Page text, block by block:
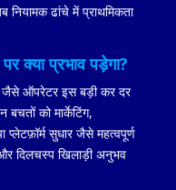
नियामक ढांचे में प्राथमिकता
क्या प्रभाव पड़ेगा?
जैसे ऑपरेटर इस बड़ी कर दर
को मार्केटिंग,
सुधार जैसे महत्वपूर्ण
और दिलचस्प खिलाड़ी अनुभव